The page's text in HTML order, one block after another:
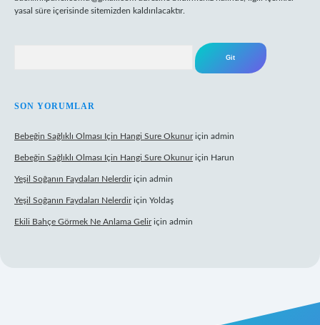
yasal süre içerisinde sitemizden kaldırılacaktır.
SON YORUMLAR
Bebeğin Sağlıklı Olması Için Hangi Sure Okunuriçin admin
Bebeğin Sağlıklı Olması Için Hangi Sure Okunuriçin Harun
Yeşil Soğanın Faydaları Nelerdiriçin admin
Yeşil Soğanın Faydaları Nelerdiriçin Yoldaş
Ekili Bahçe Görmek Ne Anlama Geliriçin admin